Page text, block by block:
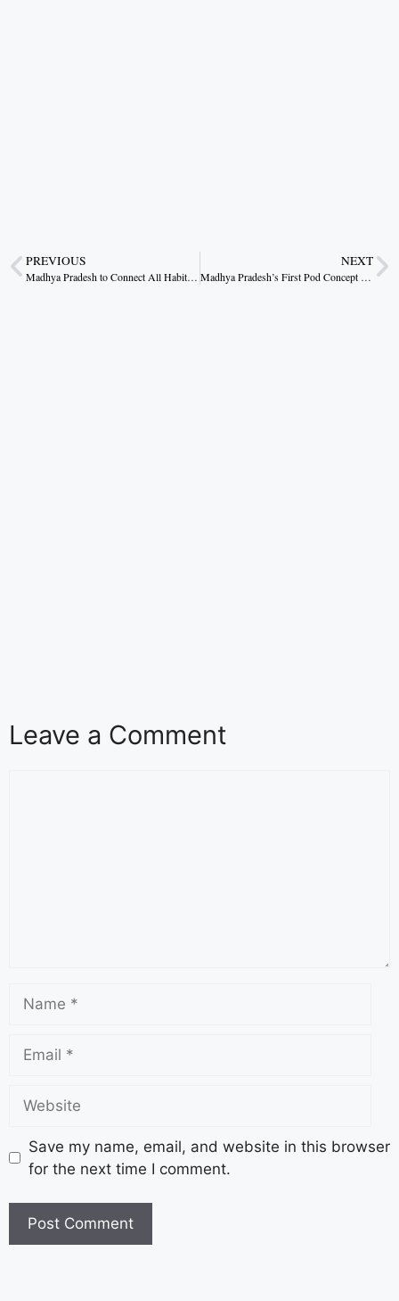
PREVIOUS
Madhya Pradesh to Connect All Habitations with Roads in Three Years: CM Dr. Yadav
NEXT
Madhya Pradesh’s First Pod Concept Retiring Room Inaugurated at Bhopal Railway Station
Leave a Comment
Save my name, email, and website in this browser
for the next time I comment.